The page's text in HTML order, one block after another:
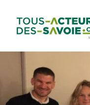
contenu
principal